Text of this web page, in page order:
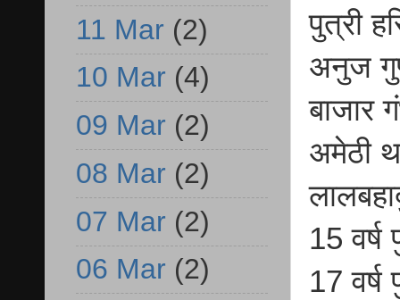
पुत्री
अनुज
बाजार
अमेठी
15
17
11 Mar (2)
10 Mar (4)
09 Mar (2)
08 Mar (2)
07 Mar (2)
06 Mar (2)